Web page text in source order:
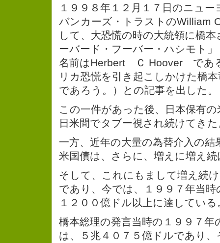
１９９８年１２月１７日のニュ
バンカーズ・トラストのWilliam
して、大恐慌の時の大統領に橋
ーバード・フーバー・ハシモト
名前はHerbert Ｃ Hoover であ
リカ恐慌を引き起こしかけた橋
であろう。）との記事を出した。
この一件があった後、日本保有
日米間でタブー視され続けてきた
一方、近年の大量の為替介入の結
米国債は、さらに、増えに増え
そして、これにもまして増え続
であり、今では、１９９７年当
１２００億ドル以上に達している
橋本総理の発言当時の１９９７年
は、５兆４０７５億ドルであり